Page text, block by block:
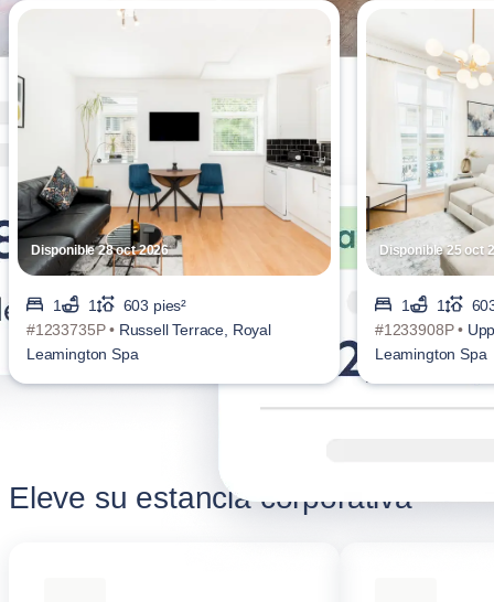
Disponible 28 oct 2026
1 1
603 pies²
#1233735P • Russell Terrace, Royal
Leamington Spa
Disponible 25 oct
1 1
#1233908P •
Leamington Spa
Eleve su estancia corporativa